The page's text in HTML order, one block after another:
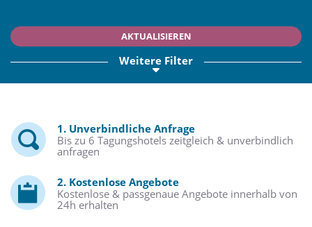
AKTUALISIEREN
Weitere Filter
1. Unverbindliche Anfrage
Bis zu 6 Tagungshotels zeitgleich & unverbindlich
anfragen
2. Kostenlose Angebote
Kostenlose & passgenaue Angebote innerhalb von
24h erhalten